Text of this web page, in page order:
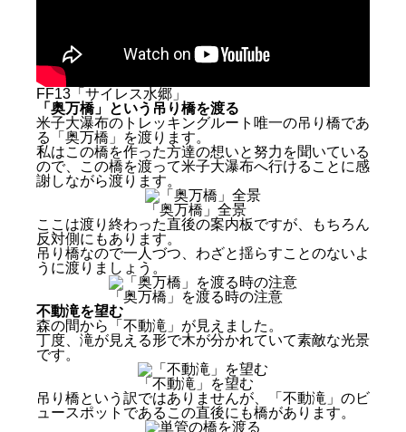
FF13「サイレス水郷」
「奥万橋」という吊り橋を渡る
米子大瀑布のトレッキングルート唯一の吊り橋であ
る「奥万橋」を渡ります。
私はこの橋を作った方達の想いと努力を聞いている
ので、この橋を渡って米子大瀑布へ行けることに感
謝しながら渡ります。
「奥万橋」全景
ここは渡り終わった直後の案内板ですが、もちろん
反対側にもあります。
吊り橋なので一人づつ、わざと揺らすことのないよ
うに渡りましょう。
「奥万橋」を渡る時の注意
不動滝を望む
森の間から「不動滝」が見えました。
丁度、滝が見える形で木が分かれていて素敵な光景
です。
「不動滝」を望む
吊り橋という訳ではありませんが、「不動滝」のビ
ュースポットであるこの直後にも橋があります。